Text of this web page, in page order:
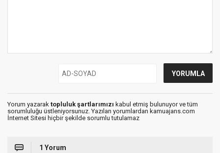
Yorum yazarak topluluk şartlarımızı kabul etmiş bulunuyor ve tüm
sorumluluğu üstleniyorsunuz. Yazılan yorumlardan kamuajans.com
İnternet Sitesi hiçbir şekilde sorumlu tutulamaz
1 Yorum